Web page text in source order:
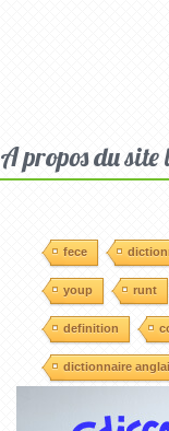
A propos du
fece
youp runt
definition
dictionnaire